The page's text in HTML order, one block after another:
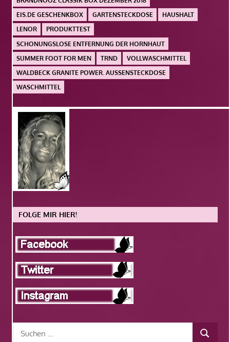
EIS.DE GESCHENKBOX
GARTENSTECKDOSE
HAUSHALT
LENOR
PRODUKTTEST
SCHONUNGSLOSE ENTFERNUNG DER HORNHAUT
SUMMER FOOT FOR MEN
TRND
VOLLWASCHMITTEL
WALDBECK GRANITE POWER. AUSSENSTECKDOSE
WASCHMITTEL
FOLGE MIR HIER!